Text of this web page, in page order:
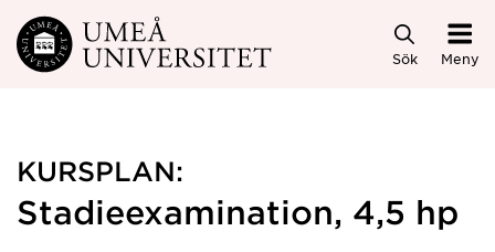
Hoppa direkt till innehållet
Sök Meny
KURSPLAN:
Stadieexamination, 4,5 hp